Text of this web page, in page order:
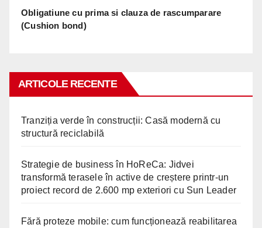
Obligatiune cu prima si clauza de rascumparare
(Cushion bond)
ARTICOLE RECENTE
Tranziția verde în construcții: Casă modernă cu
structură reciclabilă
Strategie de business în HoReCa: Jidvei
transformă terasele în active de creștere printr-un
proiect record de 2.600 mp exteriori cu Sun Leader
Fără proteze mobile: cum funcționează reabilitarea